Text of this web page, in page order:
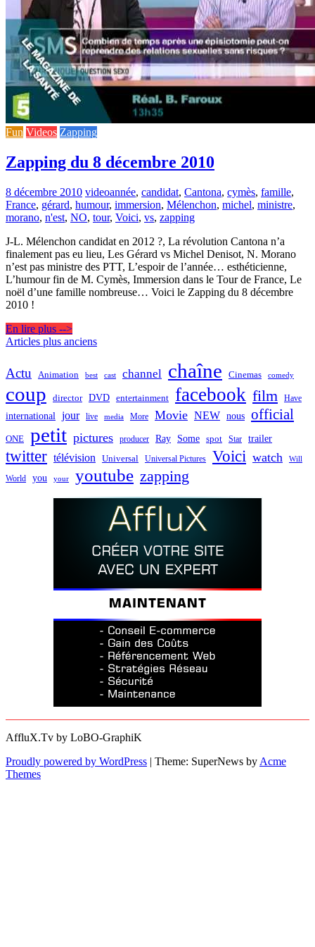
Fun Videos Zapping
Zapping du 8 décembre 2010
8 décembre 2010 videoannée, candidat, Cantona, cymès, famille,
France, gérard, humour, immersion, Mélenchon, michel, ministre,
morano, n'est, NO, tour, Voici, vs, zapping
J-L. Mélenchon candidat en 2012 ?, La révolution Cantona n’a
finalement pas eu lieu, Les Gérard vs Michel Denisot, N. Morano
n’est pas ministre des PTT, L’espoir de l’année… esthéticienne,
L’humour fin de M. Cymès, Immersion dans le Tour de France, Le
noël d’une famille nombreuse… Voici le Zapping du 8 décembre
2010 !
En lire plus -->
Navigation
articles
Articles plus anciens
Actu Animation best cast channel chaîne Cinemas comedy
coup director DVD entertainment facebook film Have
international jour live media More Movie NEW nous official
ONE petit pictures producer Ray Some spot Star trailer
twitter télévision Universal Universal Pictures Voici watch Will
World you your youtube zapping
AffluX.Tv by LoBO-GraphiK
Proudly powered by WordPress | Theme: SuperNews by Acme
Themes